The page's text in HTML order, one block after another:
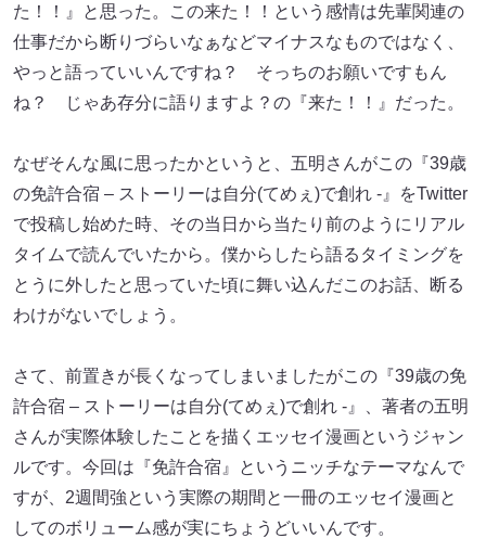
た！！』と思った。この来た！！という感情は先輩関連の
仕事だから断りづらいなぁなどマイナスなものではなく、
やっと語っていいんですね？ そっちのお願いですもん
ね？ じゃあ存分に語りますよ？の『来た！！』だった。
なぜそんな風に思ったかというと、五明さんがこの『39歳
の免許合宿 – ストーリーは自分(てめぇ)で創れ -』をTwitter
で投稿し始めた時、その当日から当たり前のようにリアル
タイムで読んでいたから。僕からしたら語るタイミングを
とうに外したと思っていた頃に舞い込んだこのお話、断る
わけがないでしょう。
さて、前置きが長くなってしまいましたがこの『39歳の免
許合宿 – ストーリーは自分(てめぇ)で創れ -』、著者の五明
さんが実際体験したことを描くエッセイ漫画というジャン
ルです。今回は『免許合宿』というニッチなテーマなんで
すが、2週間強という実際の期間と一冊のエッセイ漫画と
してのボリューム感が実にちょうどいいんです。